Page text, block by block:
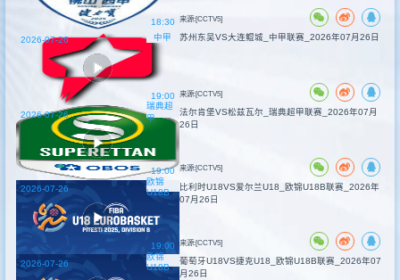
18:30 来源:[CCTV5]
中甲
19:00
2026-07-26 苏州东吴VS大连鲲城_中甲联赛_2026年07月26日
来源:[CCTV5]
瑞典超
甲
19:00
2026-07-26
法尔肯堡VS松兹瓦尔_瑞典超甲联赛_2026年07月
26日
来源:[CCTV5]
欧锦
U18B
19:00
2026-07-26
比利时U18VS爱尔兰U18_欧锦U18B联赛_2026年
07月26日
来源:[CCTV5]
欧锦
U18B
2026-07-26
葡萄牙U18VS捷克U18_欧锦U18B联赛_2026年07
月26日